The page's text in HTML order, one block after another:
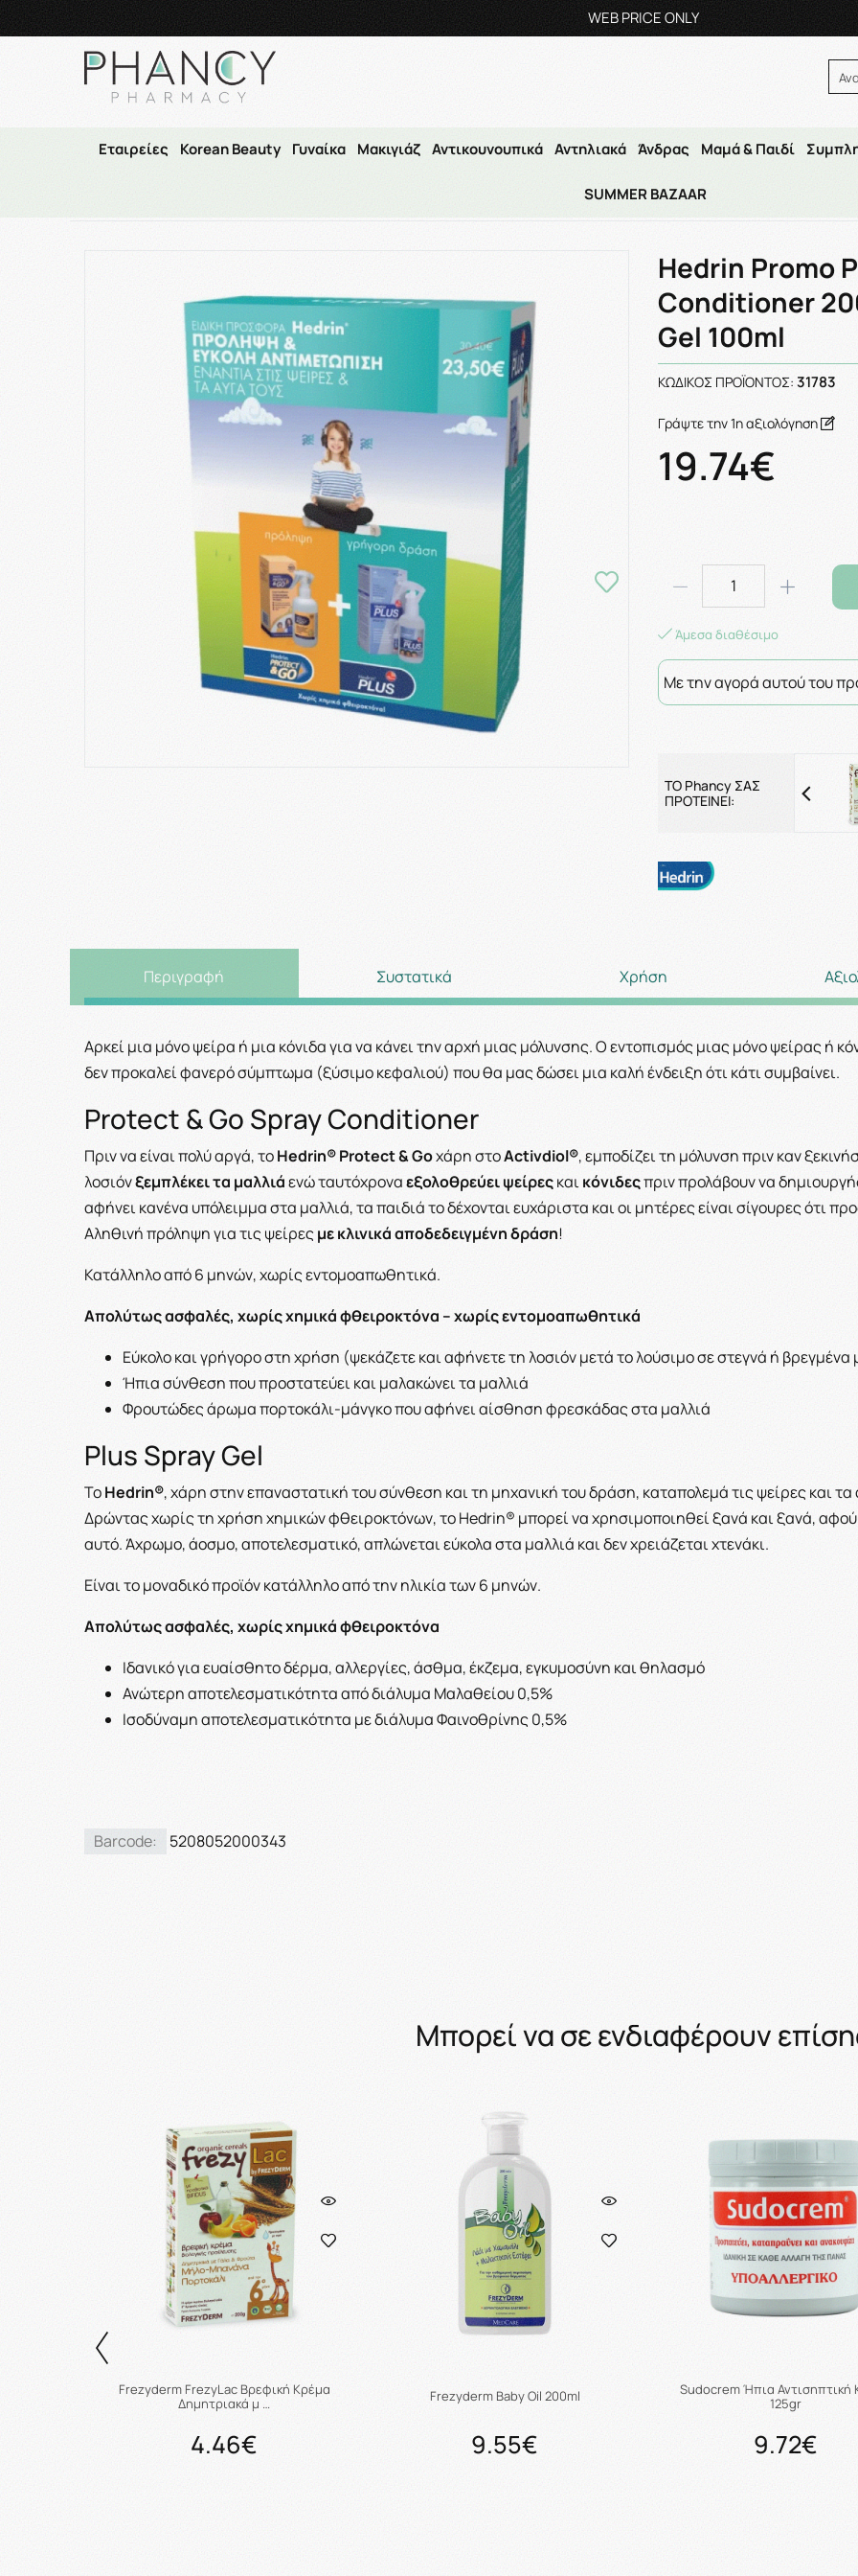
Τηλεφωνικές Παραγγελίες: 23210 59995 Δευ- Πα9:00π.μ.–14:30μ.μ.,
Εταιρείες Korean Beauty Γυναίκα Μακιγιάζ Αντικουνουπικά Αντηλιακά Άνδρας Μαμά & Παιδί
SUMMER BAZAAR
Hedrin Promo Protect & Go Spray Conditioner 200ml &
Hedrin Promo
Conditioner
Gel 100ml
ΚΩΔΙΚΌΣ ΠΡΟΪΌΝΤΟΣ: 31783
Γράψτε την 1η αξιολόγηση
19.74€
Άμεσα διαθέσιμο
Με την αγορά αυτού του
ΤΟ Phancy ΣΑΣ
ΠΡΟΤΕΙΝΕΙ:
Περιγραφή Συστατικά Χρήση
Αρκεί μια μόνο ψείρα ή μια κόνιδα για να κάνει την αρχή μιας μόλυνσης. Ο εντοπισμός μιας μόνο ψείρας ή
δεν προκαλεί φανερό σύμπτωμα (ξύσιμο κεφαλιού) που θα μας δώσει μια καλή ένδειξη ότι κάτι συμβαίνει.
Protect & Go Spray Conditioner
Πριν να είναι πολύ αργά, το Hedrin® Protect & Goχάρη στοActivdiol®, εμποδίζει τη μόλυνση πριν καν
λοσιόνξεμπλέκει τα μαλλιάενώ ταυτόχροναεξολοθρεύει ψείρες και κόνιδεςπριν προλάβουν να
αφήνει κανένα υπόλειμμα στα μαλλιά, τα παιδιά το δέχονται ευχάριστα και οι μητέρες είναι σίγουρες ότι
Αληθινή πρόληψη για τις ψείρες με κλινικά αποδεδειγμένη δράση!
Κατάλληλο από 6 μηνών, χωρίς εντομοαπωθητικά.
Απολύτως ασφαλές, χωρίς χημικά φθειροκτόνα – χωρίς εντομοαπωθητικά
Εύκολο και γρήγορο στη χρήση (ψεκάζετε και αφήνετε τη λοσιόν μετά το λούσιμο σε στεγνά ή βρεγμένα
Ήπια σύνθεση που προστατεύει και μαλακώνει τα μαλλιά
Φρουτώδες άρωμα πορτοκάλι-μάνγκο που αφήνει αίσθηση φρεσκάδας στα μαλλιά
Plus Spray Gel
Το Hedrin®, χάρη στην επαναστατική του σύνθεση και τη μηχανική του δράση, καταπολεμά τις ψείρες και
Δρώντας χωρίς τη χρήση χημικών φθειροκτόνων, το Hedrin® μπορεί να χρησιμοποιηθεί ξανά και ξανά,
αυτό. Άχρωμο, άοσμο, αποτελεσματικό, απλώνεται εύκολα στα μαλλιά και δεν χρειάζεται χτενάκι.
Είναι το μοναδικό προϊόν κατάλληλο από την ηλικία των 6 μηνών.
Απολύτως ασφαλές, χωρίς χημικά φθειροκτόνα
Ιδανικό για ευαίσθητο δέρμα, αλλεργίες, άσθμα, έκζεμα, εγκυμοσύνη και θηλασμό
Ανώτερη αποτελεσματικότητα από διάλυμα Μαλαθείου 0,5%
Ισοδύναμη αποτελεσματικότητα με διάλυμα Φαινοθρίνης 0,5%
Barcode: 5208052000343
Μπορεί να σε ενδιαφέρουν
Frezyderm FrezyLac Βρεφική Κρέμα
Δημητριακά μ …
4.46€
Frezyderm Baby Oil 200ml
9.55€
Sudocrem Ήπια Αντισηπτική
125gr
9.72€